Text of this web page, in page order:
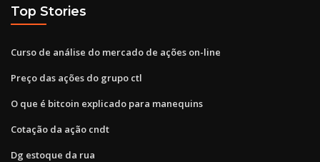
Top Stories
Curso de análise do mercado de ações on-line
Preço das ações do grupo ctl
O que é bitcoin explicado para manequins
Cotação da ação cndt
Dg estoque da rua